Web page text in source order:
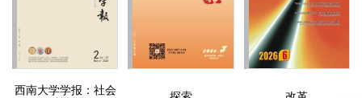
西南大学学报：社会